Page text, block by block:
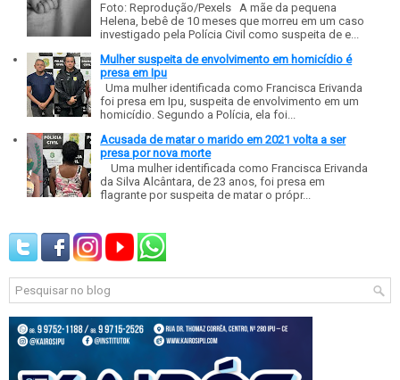
Foto: Reprodução/Pexels A mãe da pequena
Helena, bebê de 10 meses que morreu em um caso
investigado pela Polícia Civil como suspeita de e...
Mulher suspeita de envolvimento em homicídio é
presa em Ipu
Uma mulher identificada como Francisca Erivanda
foi presa em Ipu, suspeita de envolvimento em um
homicídio. Segundo a Polícia, ela foi...
Acusada de matar o marido em 2021 volta a ser
presa por nova morte
Uma mulher identificada como Francisca Erivanda
da Silva Alcântara, de 23 anos, foi presa em
flagrante por suspeita de matar o própr...